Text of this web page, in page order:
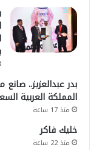
بدر عبدالعزيز..
المملكة العربية
منذ 17 ساعة
خليك فاكر
منذ 22 ساعة